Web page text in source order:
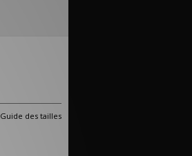
Guide des tailles